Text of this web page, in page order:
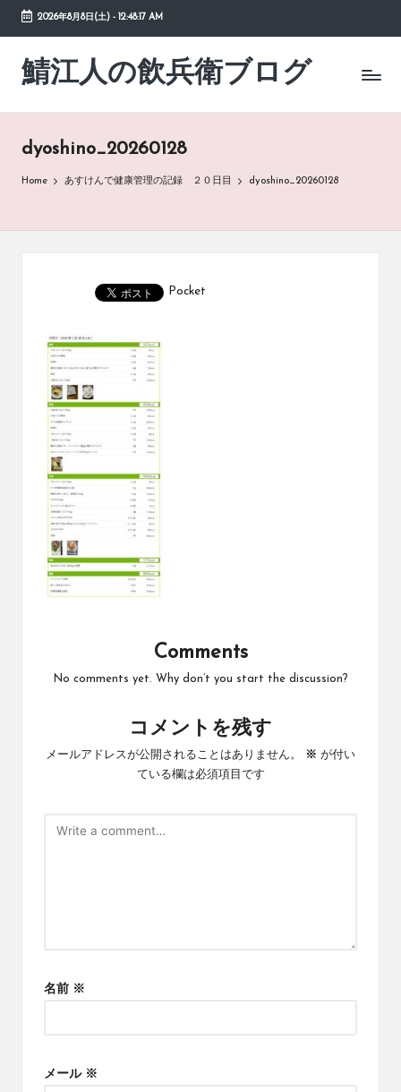
Skip
content
2026年8月8日(土)- 12:48:17 AM
鯖江人の飲兵衛ブログ
日々
の
草
dyoshino_20260128
Home あすけんで健康管理の記録 ２０日目 dyoshino_20260128
Pocket
Comments
No comments yet. Why don’t you start the discussion?
コメントを残す
メールアドレスが公開されることはありません。 ※ が付い
ている欄は必須項目です
名前 ※
メール ※